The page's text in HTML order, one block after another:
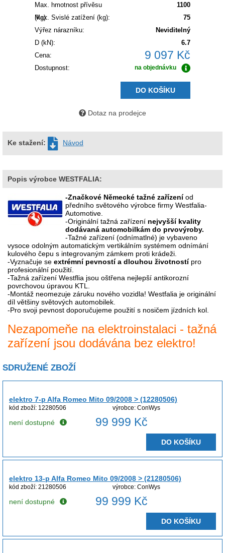
Max. hmotnost přívěsu
(kg):
1100
Max. Svislé zatížení (kg):
75
Výřez nárazníku:
Neviditelný
D (kN):
6.7
Cena:
9 097 Kč
Dostupnost: na objednávku
DO KOŠÍKU
Dotaz na prodejce
Ke stažení: Návod
Popis výrobce WESTFALIA:
-Značkové Německé tažné zařízeníod
předního světového výrobce firmy Westfalia-
Automotive.
-Originální tažná zařízení nejvyšší kvality
dodávaná automobilkám do prvovýroby.
-Tažné zařízení (odnímatlné) je vybaveno
vysoce odolným automatickým vertikálním systémem odnímání
kulového čepu s integrovaným zámkem proti krádeži.
-Vyznačuje se extrémní pevností a dlouhou životnostípro
profesionální použití.
-Tažná zařízení Westflia jsou oštřena nejlepší antikorozní
povrchovou úpravou KTL.
-Montáž neomezuje záruku nového vozidla! Westfalia je originální
díl většiny světových automobilek.
-Pro svoji pevnost doporučujeme použití s nosičem jízdních kol.
Nezapomeňe na elektroinstalaci - tažná
zařízení jsou dodávána bez elektro!
SDRUŽENÉ ZBOŽÍ
elektro 7-p Alfa Romeo Mito 09/2008 > (12280506)
kód zboží: 12280506 výrobce: ConWys
není dostupné 99 999 Kč
DO KOŠÍKU
elektro 13-p Alfa Romeo Mito 09/2008 > (21280506)
kód zboží: 21280506 výrobce: ConWys
není dostupné 99 999 Kč
DO KOŠÍKU